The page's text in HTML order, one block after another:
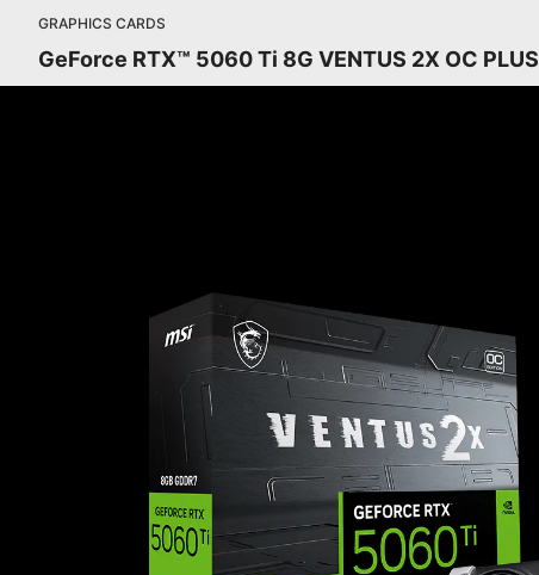
GRAPHICS CARDS
GeForce RTX™ 5060 Ti 8G VENTUS 2X OC PLUS